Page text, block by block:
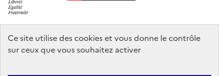
Ce site utilise des cookies et vous donne le contrôle
sur ceux que vous souhaitez activer
education.gouv.fr
enseignementsup-recherche.gouv.fr